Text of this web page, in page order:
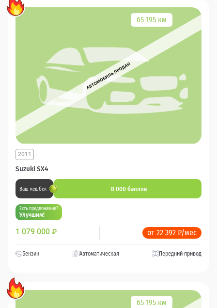
65 195 км
Suzuki SX4
2011
Ваш кешбек 8 000 баллов
Есть предложение?
Улучшим!
1 079 000 ₽ от 22 392 ₽/мес
Бензин Автоматическая Передний привод
65 195 км